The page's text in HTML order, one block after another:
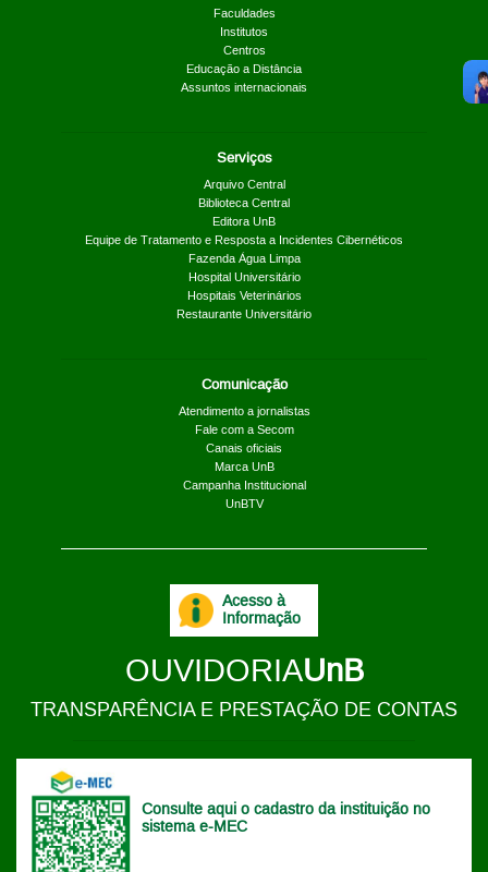
Faculdades
Institutos
Centros
Educação a Distância
Assuntos internacionais
Serviços
Arquivo Central
Biblioteca Central
Editora UnB
Equipe de Tratamento e Resposta a Incidentes Cibernéticos
Fazenda Água Limpa
Hospital Universitário
Hospitais Veterinários
Restaurante Universitário
Comunicação
Atendimento a jornalistas
Fale com a Secom
Canais oficiais
Marca UnB
Campanha Institucional
UnBTV
Consulte aqui o cadastro da instituição no
sistema e-MEC
Acesso à
Informação
OUVIDORIAUnB
TRANSPARÊNCIA E PRESTAÇÃO DE CONTAS